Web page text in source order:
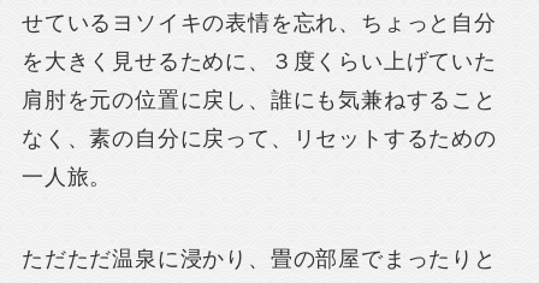
せているヨソイキの表情を忘れ、ちょっと自分
を大きく見せるために、３度くらい上げていた
肩肘を元の位置に戻し、誰にも気兼ねすること
なく、素の自分に戻って、リセットするための
一人旅。
ただただ温泉に浸かり、畳の部屋でまったりと